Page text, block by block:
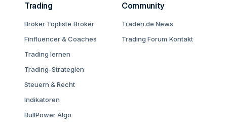
Trading
Broker Topliste Broker
Finfluencer & Coaches
Trading lernen
Trading-Strategien
Steuern & Recht
Indikatoren
BullPower Algo
Community
Traden.de News
Trading Forum Kontakt